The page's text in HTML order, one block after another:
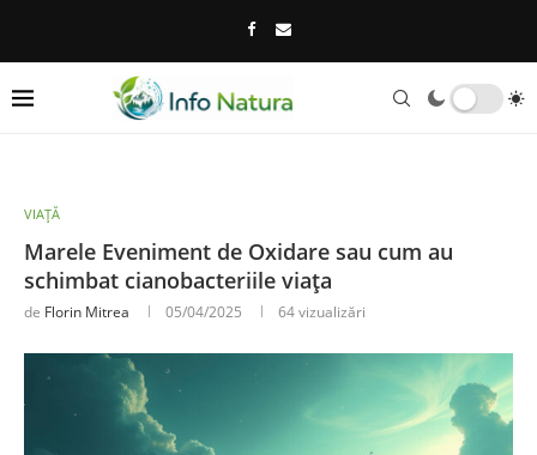
VIAȚĂ
Marele Eveniment de Oxidare sau cum au
schimbat cianobacteriile viața
de Florin Mitrea 05/04/2025 64vizualizări